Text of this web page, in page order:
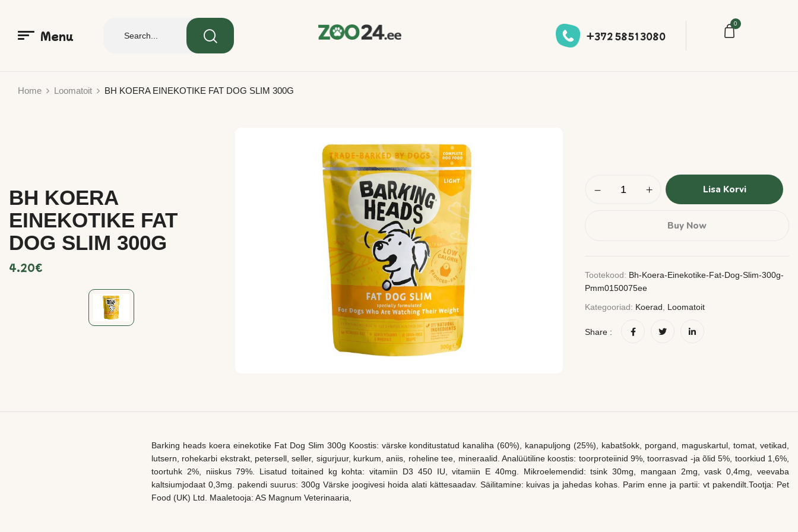
Menu +372 58513080
0
Home Loomatoit BH KOERA EINEKOTIKE FAT DOG SLIM 300G
BH KOERA
EINEKOTIKE FAT
DOG SLIM 300G
4.20€
Lisa Korvi
Buy Now
Tootekood: Bh-Koera-Einekotike-Fat-Dog-Slim-300g-
Pmm0150075ee
Kategooriad: Koerad Loomatoit
Share :
Barking heads koera einekotike Fat Dog Slim 300g Koostis: värske konditustatud kanaliha (60%), kanapuljong (25%), kabatšokk, porgand, maguskartul, tomat, vetikad,
lutsern, rohekarbi ekstrakt, petersell, seller, sigurjuur, kurkum, aniis, roheline tee, mineraalid. Analüütiline koostis: toorproteiinid 9%, toorrasvad -ja õlid 5%, toorkiud 1,6%,
toortuhk 2%, niiskus 79%. Lisatud toitained kg kohta: vitamiin D3 450 IU, vitamiin E 40mg. Mikroelemendid: tsink 30mg, mangaan 2mg, vask 0,4mg, veevaba
kaltsiumjodaat 0,3mg. pakendi suurus: 300g Värske joogivesi hoida alati kättesaadav. Säilitamine: kuivas ja jahedas kohas. Parim enne ja partii: vt pakendilt.Tootja: Pet
Food (UK) Ltd. Maaletooja: AS Magnum Veterinaaria,